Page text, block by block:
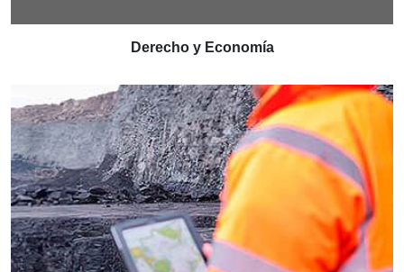
Derecho y Economía